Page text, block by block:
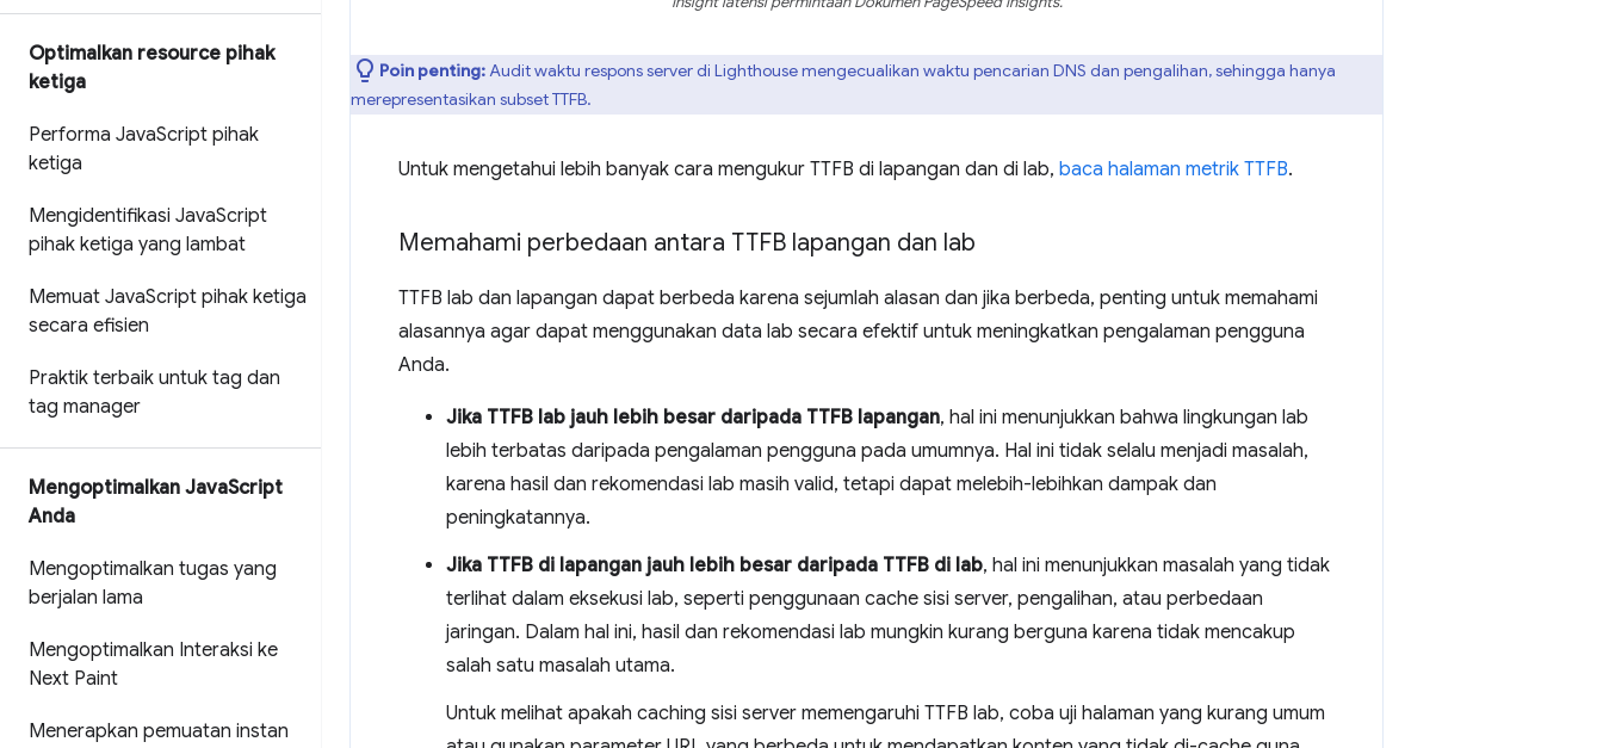
Optimalkan resource pihak
ketiga
Performa JavaScript pihak
ketiga
Mengidentifikasi JavaScript
pihak ketiga yang lambat
Memuat JavaScript pihak ketiga
secara efisien
Praktik terbaik untuk tag dan
tag manager
Mengoptimalkan JavaScript
Anda
Mengoptimalkan tugas yang
berjalan lama
Mengoptimalkan Interaksi ke
Next Paint
Menerapkan pemuatan instan
Poin penting:Audit waktu respons server di Lighthouse mengecualikan waktu pencarian DNS dan pengalihan, sehingga hanya
merepresentasikan subset TTFB.
Untuk mengetahui lebih banyak cara mengukur TTFB di lapangan dan di lab, baca halaman metrik TTFB.
Memahami perbedaan antara TTFB lapangan dan lab
TTFB lab dan lapangan dapat berbeda karena sejumlah alasan dan jika berbeda, penting untuk memahami
alasannya agar dapat menggunakan data lab secara efektif untuk meningkatkan pengalaman pengguna
Anda.
Jika TTFB lab jauh lebih besar daripada TTFB lapangan, hal ini menunjukkan bahwa lingkungan lab
lebih terbatas daripada pengalaman pengguna pada umumnya. Hal ini tidak selalu menjadi masalah,
karena hasil dan rekomendasi lab masih valid, tetapi dapat melebih-lebihkan dampak dan
peningkatannya.
Jika TTFB di lapangan jauh lebih besar daripada TTFB di lab, hal ini menunjukkan masalah yang tidak
terlihat dalam eksekusi lab, seperti penggunaan cache sisi server, pengalihan, atau perbedaan
jaringan. Dalam hal ini, hasil dan rekomendasi lab mungkin kurang berguna karena tidak mencakup
salah satu masalah utama.
Untuk melihat apakah caching sisi server memengaruhi TTFB lab, coba uji halaman yang kurang umum